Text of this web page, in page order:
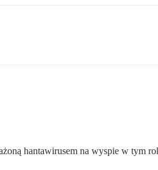
hantawirusem na wyspie w tym